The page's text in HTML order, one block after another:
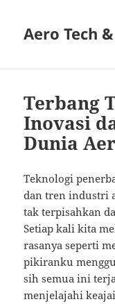
Aero Tech
Terbang
Inovasi
Dunia
Teknologi
dan tren industri
tak terpisahkan
Setiap kali kita
rasanya seperti
pikiranku
sih semua ini
menjelajahi